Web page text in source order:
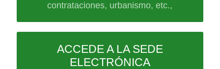
contrataciones, urbanismo, etc.,
ACCEDE A LA SEDE
ELECTRÓNICA